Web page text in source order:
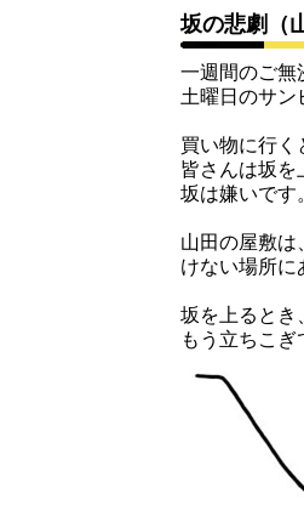
坂の悲劇（
一週間のご無
土曜日のサン
買い物に行く
皆さんは坂を
坂は嫌いで
山田の屋敷は
けない場所に
坂を上るとき
もう立ちこ